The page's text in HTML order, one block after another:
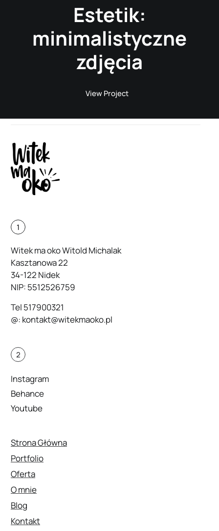
View Project
Estetik:
minimalistyczne
zdjęcia
1
Witek ma oko Witold Michalak
Kasztanowa 22
34-122 Nidek
NIP: 5512526759
Tel 517900321
@: kontakt@witekmaoko.pl
2
Instagram
Behance
Youtube
Strona Główna
Portfolio
Oferta
O mnie
Blog
Kontakt